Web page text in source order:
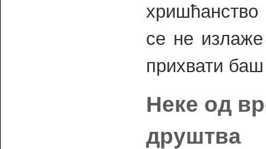
се не
прихвати баш
Неке од
друштва